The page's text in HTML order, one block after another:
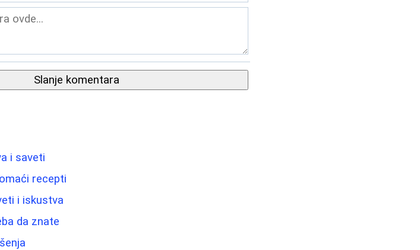
Slanje komentara
i saveti
recepti
i iskustva
da znate